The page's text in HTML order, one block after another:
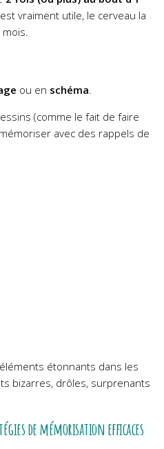
vraiment utile, le cerveau la
ou en schéma.
(comme le fait de faire
avec des rappels de
étonnants dans les
bizarres, drôles, surprenants
de mémorisation efficaces